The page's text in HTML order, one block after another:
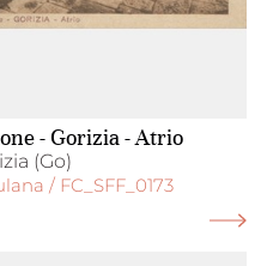
- Gorizia - Atrio
(Go)
/ FC_SFF_0173